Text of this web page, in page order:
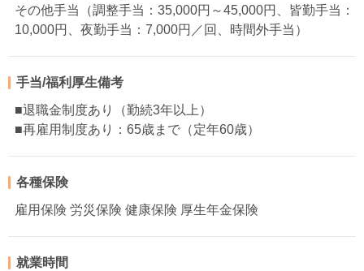
その他手当（調整手当：35,000円～45,000円、皆勤手当：
10,000円、夜勤手当：7,000円／回、時間外手当）
手当/福利厚生備考
■退職金制度あり（勤続3年以上）
■再雇用制度あり：65歳まで（定年60歳）
各種保険
雇用保険 労災保険 健康保険 厚生年金保険
就業時間